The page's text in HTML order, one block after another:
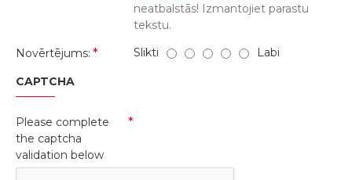
neatbalstās! Izmantojiet parastu
tekstu.
Novērtējums:
Slikti Labi
CAPTCHA
Please complete
the captcha
validation below